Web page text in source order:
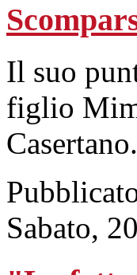
Il suo
figlio
Casertano.
Sabato,